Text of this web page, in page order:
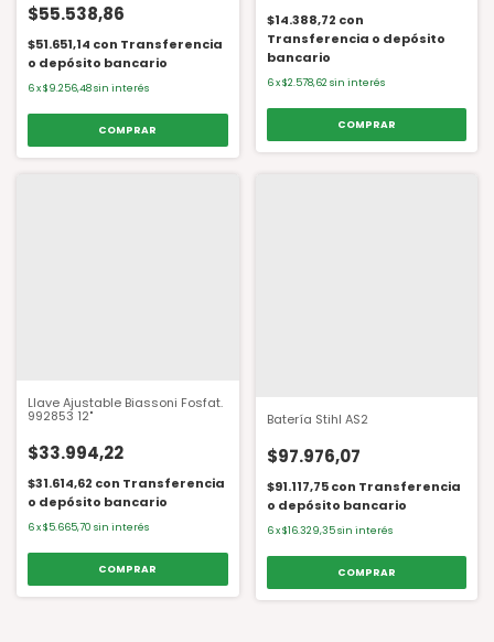
$55.538,86
$51.651,14 con Transferencia
o depósito bancario
6x$9.256,48sin interés
$14.388,72 con
Transferencia o depósito
bancario
6 x$2.578,62 sin interés
Llave Ajustable Biassoni Fosfat.
992853 12"
$33.994,22
$31.614,62 con Transferencia
o depósito bancario
6x$5.665,70 sin interés
Batería Stihl AS2
$97.976,07
$91.117,75con Transferencia
o depósito bancario
6 x$16.329,35 sin interés